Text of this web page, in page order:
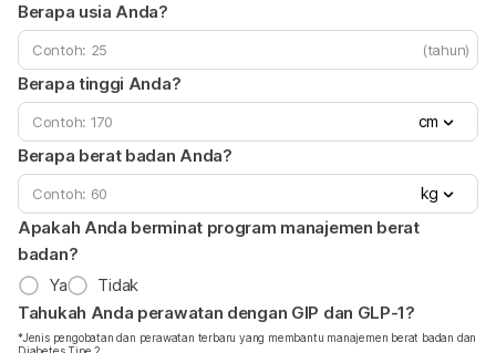
Berapa usia Anda?
(tahun)
Berapa tinggi Anda?
cm
Berapa berat badan Anda?
kg
Apakah Anda berminat program manajemen berat
badan?
Ya
Tidak
Tahukah Anda perawatan dengan GIP dan GLP-1?
*Jenis pengobatan dan perawatan terbaru yang membantu manajemen berat badan dan